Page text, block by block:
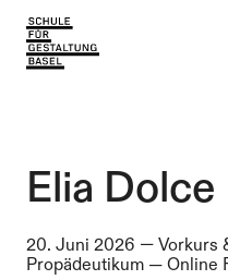
Einblicke
Lernen &
Aktuell
Lernen &
Über uns
Elia Dolce
20. Juni 2026 — Vorkurs
Propädeutikum — Online